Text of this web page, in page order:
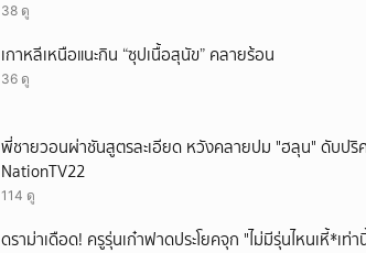
38 ดู
เกาหลีเหนือแนะกิน “ซุปเนื้อสุนัข” คลายร้อน
36 ดู
พี่ชายวอนผ่าชันสูตรละเอียด หวังคลายปม "ฮลุน" ดับปริ
NationTV22
114 ดู
ดราม่าเดือด! ครูรุ่นเก๋าฟาดประโยคจุก "ไม่มีรุ่นไหนเหี้*เท่า